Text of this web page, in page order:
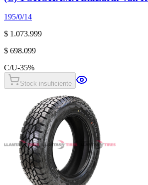
195/0/14
$ 1.073.999
$ 698.099
C/U-35%
Stock insuficiente